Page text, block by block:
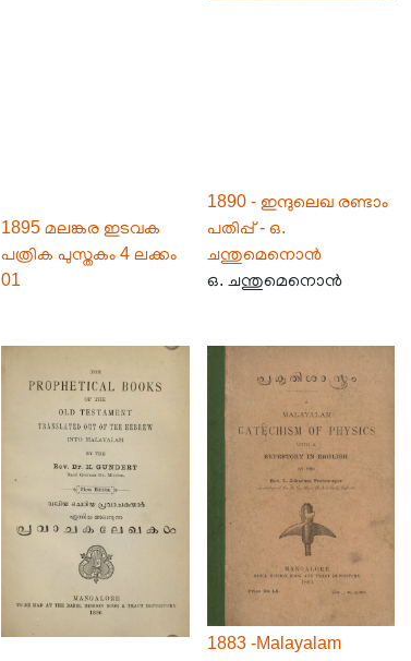
1895 മലങ്കര ഇടവക
പത്രിക പുസ്തകം 4 ലക്കം
01
1890 - ഇന്ദുലെഖ രണ്ടാം
പതിപ്പ് - ഒ.
ചന്തുമെനൊൻ
ഒ. ചന്തുമെനൊൻ
1883 -Malayalam